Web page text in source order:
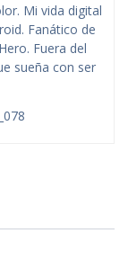
Mi vida digital
Fanático de
Fuera del
sueña con ser